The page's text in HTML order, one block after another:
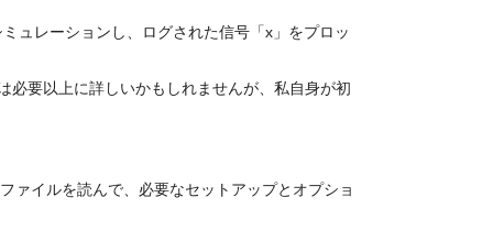
ュレーションし、ログされた信号「x」をプロッ
必要以上に詳しいかもしれませんが、私自身が初
ファイルを読んで、必要なセットアップとオプショ